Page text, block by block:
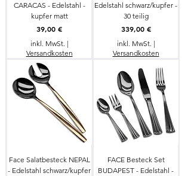
CARACAS - Edelstahl -
kupfer matt
Preis
39,00 €
inkl. MwSt. |
Versandkosten
Edelstahl schwarz/kupfer -
30 teilig
Preis
339,00 €
inkl. MwSt. |
Versandkosten
Face Salatbesteck NEPAL
- Edelstahl schwarz/kupfer
FACE Besteck Set
BUDAPEST - Edelstahl -